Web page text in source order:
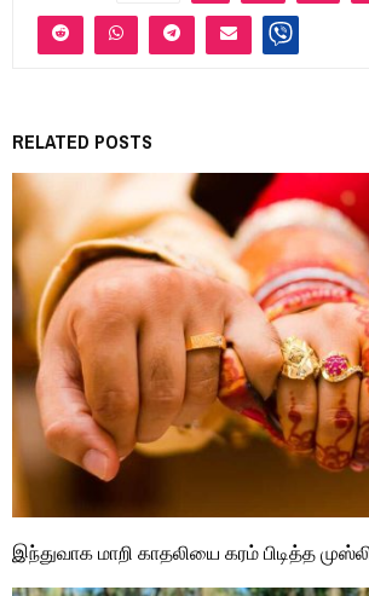
RELATED POSTS
இந்துவாக மாறி காதலியை கரம் பிடித்த